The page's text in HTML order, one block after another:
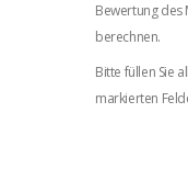
Bewertung des
berechnen.
Bitte füllen Sie
markierten